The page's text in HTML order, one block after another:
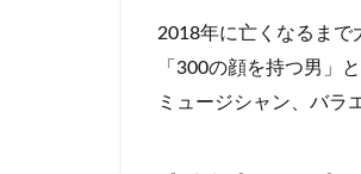
3.4
闇金ウ
シジマ
くん
2018年に亡くなるまで
「300の顔を持つ男」
ミュージシャン、バラ